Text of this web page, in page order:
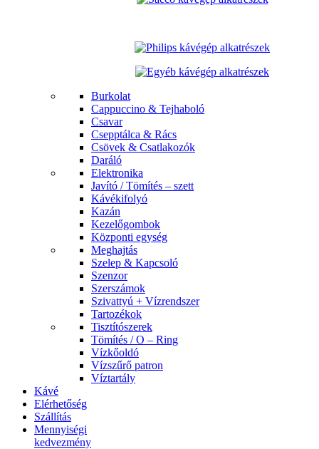
Burkolat
Cappuccino & Tejhaboló
Csavar
Csepptálca & Rács
Csövek & Csatlakozók
Daráló
Elektronika
Javító / Tömítés – szett
Kávékifolyó
Kazán
Kezelőgombok
Központi egység
Meghajtás
Szelep & Kapcsoló
Szenzor
Szerszámok
Szivattyú + Vízrendszer
Tartozékok
Tisztítószerek
Tömítés / O – Ring
Vízkőoldó
Vízszűrő patron
Víztartály
Kávé
Elérhetőség
Szállítás
Mennyiségi
kedvezmény